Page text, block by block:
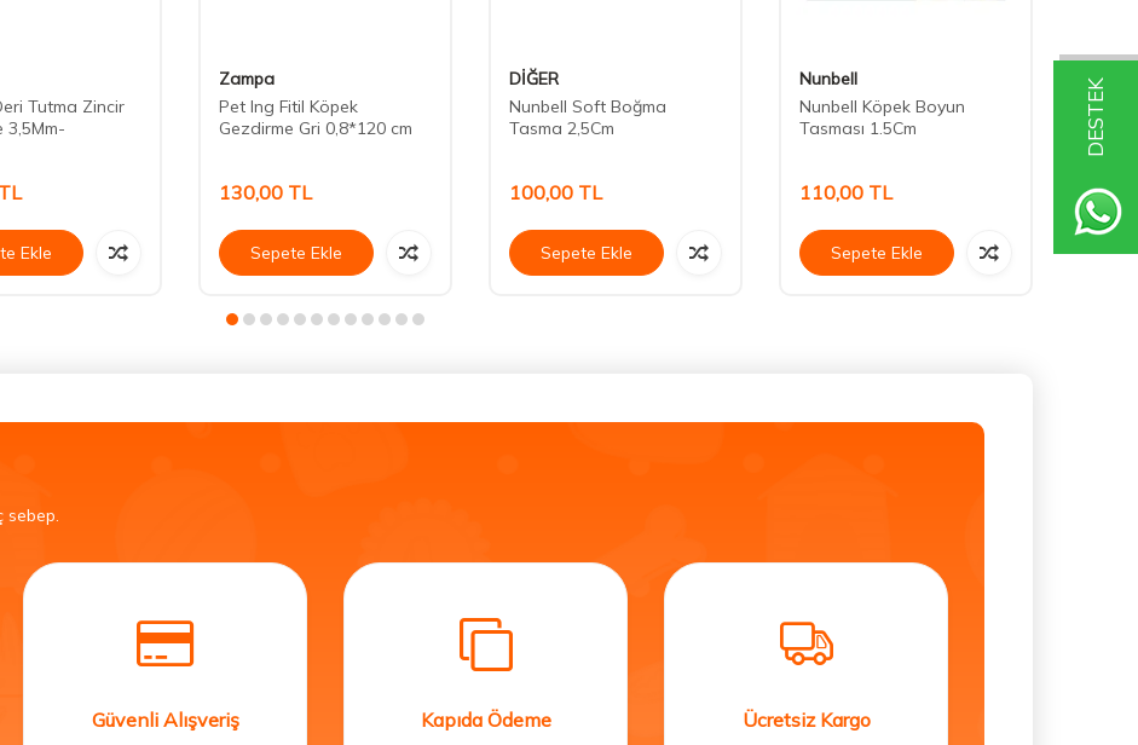
DESTEK
Tutma Zincir
3,5Mm-
TL
Ekle
Zampa
Pet Ing Fitil Köpek
Gezdirme Gri 0,8*120 cm
130,00 TL
Sepete Ekle
DİĞER
Nunbell Soft Boğma
Tasma 2,5Cm
100,00 TL
Sepete Ekle
Nunbell
Nunbell Köpek Boyun
Tasması 1.5Cm
110,00 TL
Sepete Ekle
sebep.
Güvenli Alışveriş Kapıda Ödeme Ücretsiz Kargo